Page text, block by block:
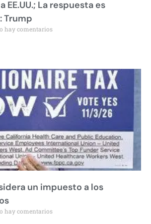
EE.UU.; La respuesta es
Trump
hay comentarios
un impuesto a los
hay comentarios